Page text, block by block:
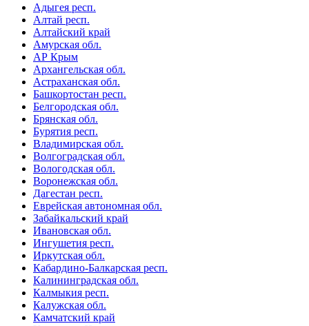
Адыгея респ.
Алтай респ.
Алтайский край
Амурская обл.
АР Крым
Архангельская обл.
Астраханская обл.
Башкортостан респ.
Белгородская обл.
Брянская обл.
Бурятия респ.
Владимирская обл.
Волгоградская обл.
Вологодская обл.
Воронежская обл.
Дагестан респ.
Еврейская автономная обл.
Забайкальский край
Ивановская обл.
Ингушетия респ.
Иркутская обл.
Кабардино-Балкарская респ.
Калининградская обл.
Калмыкия респ.
Калужская обл.
Камчатский край